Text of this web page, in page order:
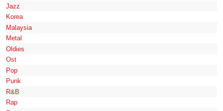
Jazz
Korea
Malaysia
Metal
Oldies
Ost
Pop
Punk
R&B
Rap